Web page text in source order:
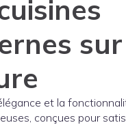
sur
et la
conçues pour